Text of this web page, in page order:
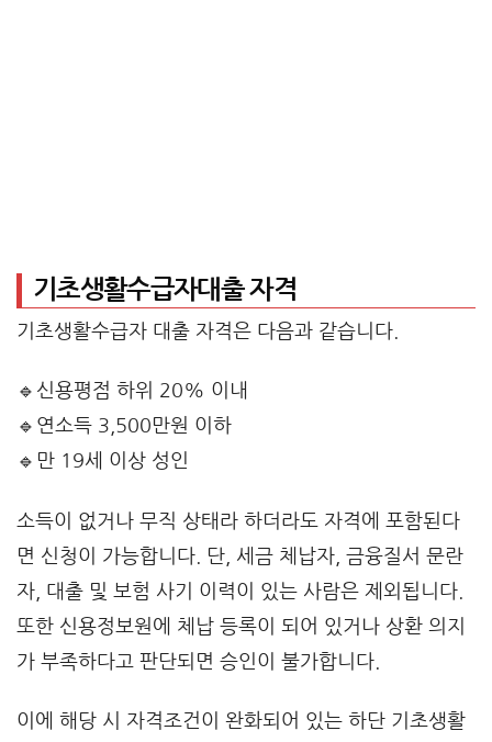
기초생활수급자대출 자격
기초생활수급자 대출 자격은 다음과 같습니다.
🔹신용평점 하위 20% 이내
🔹연소득 3,500만원 이하
🔹만 19세 이상 성인
소득이 없거나 무직 상태라 하더라도 자격에 포함된다
면 신청이 가능합니다. 단, 세금 체납자, 금융질서 문란
자, 대출 및 보험 사기 이력이 있는 사람은 제외됩니다.
또한 신용정보원에 체납 등록이 되어 있거나 상환 의지
가 부족하다고 판단되면 승인이 불가합니다.
이에 해당 시 자격조건이 완화되어 있는 하단 기초생활